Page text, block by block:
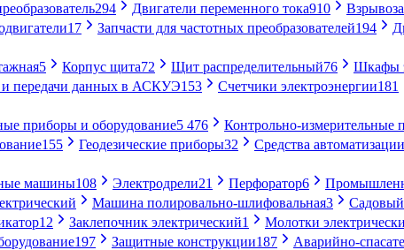
294 Двигатели переменного тока910
17 Запчасти для частотных преобразователей194
5 Корпус щита72 Щит распределительный76 Шкафы
и передачи данных в АСКУЭ153 Счетчики электроэнергии181
приборы и оборудование5 476 Контрольно-измерительные
155 Геодезические приборы32 Средства автоматизации
машины108 Электродрели21 Перфоратор6
Машина полировально-шлифовальная3 Садовый
12 Заклепочник электрический1 Молотки
197 Защитные конструкции187 Аварийно-